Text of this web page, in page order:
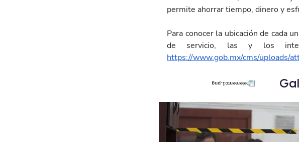
permite ahorrar tiempo, dinero y
Para conocer la ubicación de cada
https://www.gob.mx/cms/uploads/